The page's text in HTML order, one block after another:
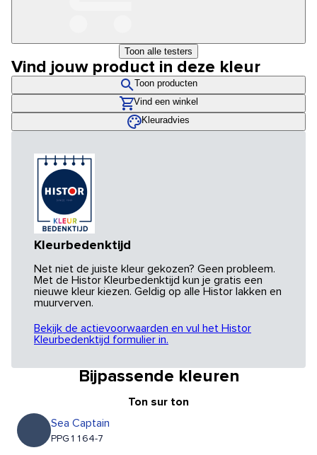
Toon alle testers
Vind jouw product in deze kleur
Toon producten
Vind een winkel
Kleuradvies
Kleurbedenktijd
Net niet de juiste kleur gekozen? Geen probleem.
Met de Histor Kleurbedenktijd kun je gratis een
nieuwe kleur kiezen. Geldig op alle Histor lakken en
muurverven.
Bekijk de actievoorwaarden en vul het Histor
Kleurbedenktijd formulier in.
Bijpassende kleuren
Ton sur ton
Sea Captain
PPG1164-7